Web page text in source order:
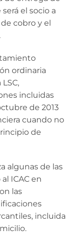
el socio a
cobro y el
ordinaria
incluidas
de 2013
cuando no
de
algunas de las
ICAC en
las
incluida